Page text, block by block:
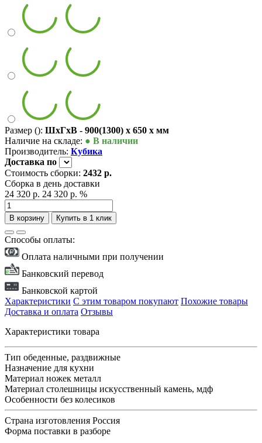
Размер (): ШxГxВ - 900(1300) x 650 x мм
Наличие на складе: ● В наличии
Производитель: Кубика
Доставка по
Стоимость сборки: 2432 р.
Сборка в день доставки
24 320 р. 24 320 р. %
В корзину Купить в 1 клик
Способы оплаты:
Оплата наличными при получении
Банковский перевод
Банковской картой
Характеристики С этим товаром покупают Похожие товары
Доставка и оплата Отзывы
Характеристики товара
Тип обеденные, раздвижные
Назначение для кухни
Материал ножек металл
Материал столешницы искусственный камень, мдф
Особенности без колесиков
Страна изготовления Россия
Форма поставки в разборе